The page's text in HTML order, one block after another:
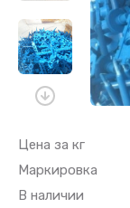
Цена за кг
Маркировка
В наличии